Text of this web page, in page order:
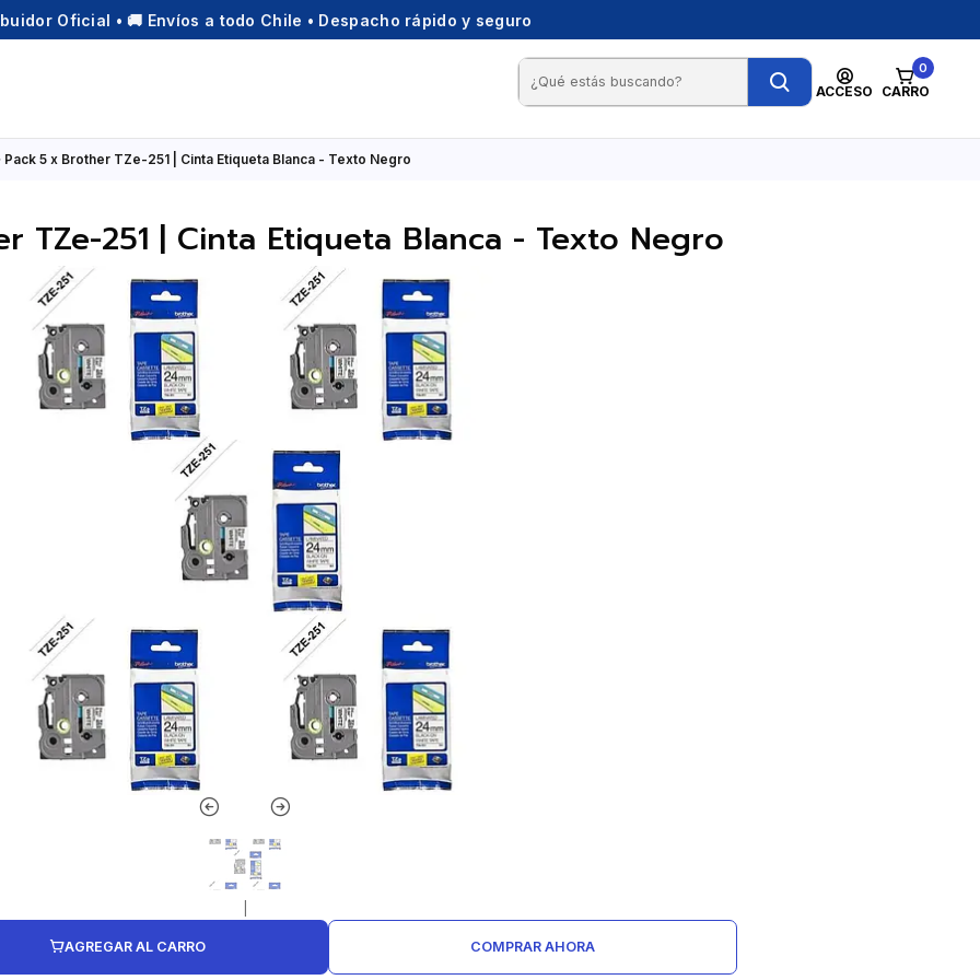
Oficial • 🚚 Envíos a todo Chile • Despacho rápido y seguro
ACCESO
0
CARRO
Pack 5 x Brother TZe-251 | Cinta Etiqueta Blanca - Texto Negro
TZe-251 | Cinta Etiqueta Blanca - Texto Negro
AGREGAR AL CARRO COMPRAR AHORA